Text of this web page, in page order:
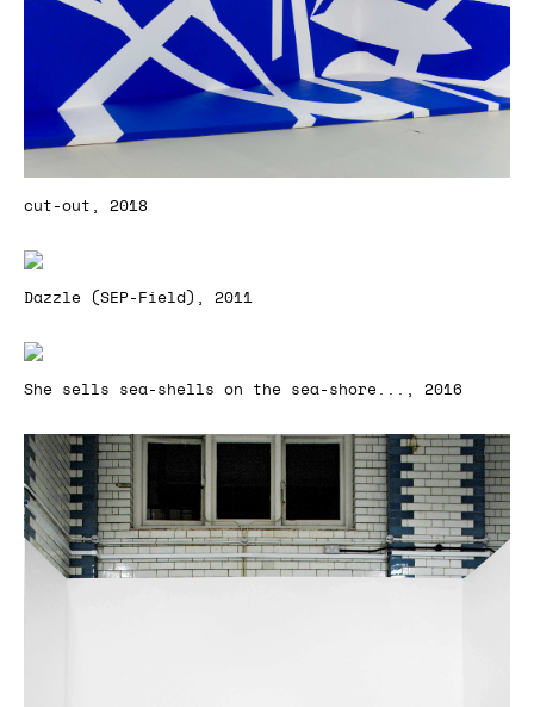
cut-out, 2018
Dazzle (SEP-Field), 2011
She sells sea-shells on the sea-shore..., 2016